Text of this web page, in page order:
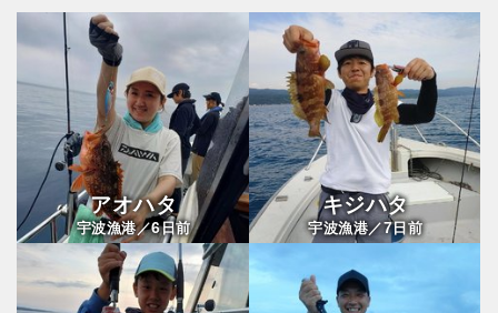
アオハタ
宇波漁港／6日前
キジハタ
宇波漁港／7日前